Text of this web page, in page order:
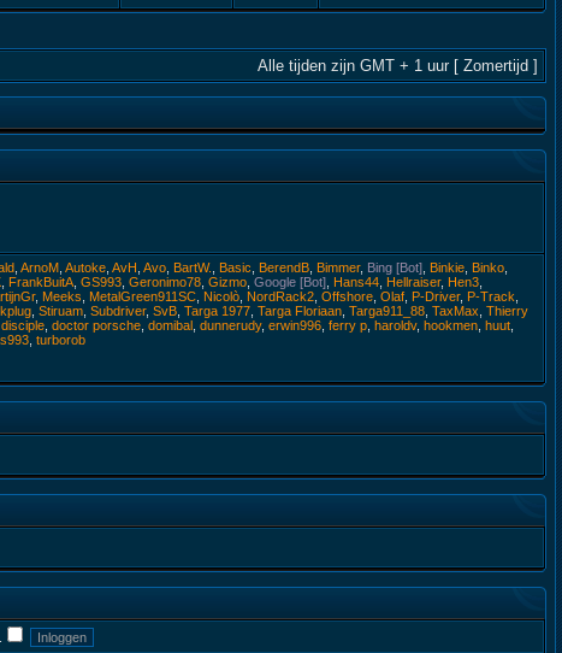
Alle tijden zijn GMT + 1 uur [ Zomertijd ]
ArnoM Autoke AvH Avo BartW. Basic BerendB Bimmer, Bing [Bot] Binkie Binko
FrankBuitA GS993 Geronimo78 Gizmo Google [Bot] Hans44 Hellraiser, Hen3
, Meeks MetalGreen911SC Nicolò NordRack2 Offshore Olaf P-Driver, P-Track
Stiruam Subdriver, SvB Targa 1977 Targa Floriaan Targa911_88 TaxMax Thierry
disciple doctor porsche domibal dunnerudy, erwin996 ferry p haroldv, hookmen huut
turborob